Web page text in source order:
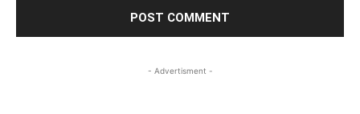
- Advertisment -